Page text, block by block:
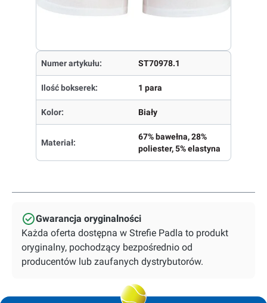
Numer artykułu: ST70978.1
Ilość bokserek: 1 para
Kolor: Biały
Materiał:
67% bawełna, 28%
poliester, 5% elastyna
Gwarancja oryginalności
Każda oferta dostępna w Strefie Padla to produkt
oryginalny, pochodzący bezpośrednio od
producentów lub zaufanych dystrybutorów.